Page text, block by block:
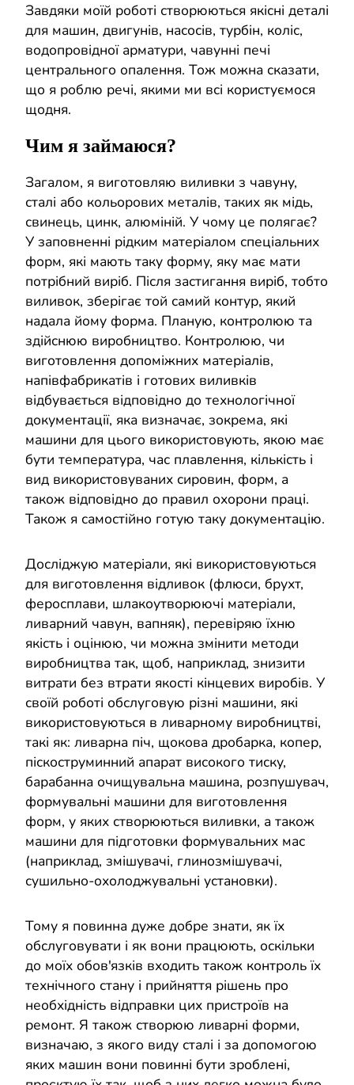
Завдяки моїй роботі створюються якісні деталі
для машин, двигунів, насосів, турбін, коліс,
водопровідної арматури, чавунні печі
центрального опалення. Тож можна сказати,
що я роблю речі, якими ми всі користуємося
щодня.
Чим я займаюся?
Загалом, я виготовляю виливки з чавуну,
сталі або кольорових металів, таких як мідь,
свинець, цинк, алюміній. У чому це полягає?
У заповненні рідким матеріалом спеціальних
форм, які мають таку форму, яку має мати
потрібний виріб. Після застигання виріб, тобто
виливок, зберігає той самий контур, який
надала йому форма. Планую, контролюю та
здійснюю виробництво. Контролюю, чи
виготовлення допоміжних матеріалів,
напівфабрикатів і готових виливків
відбувається відповідно до технологічної
документації, яка визначає, зокрема, які
машини для цього використовують, якою має
бути температура, час плавлення, кількість і
вид використовуваних сировин, форм, а
також відповідно до правил охорони праці.
Також я самостійно готую таку документацію.
Досліджую матеріали, які використовуються
для виготовлення відливок (флюси, брухт,
феросплави, шлакоутворюючі матеріали,
ливарний чавун, вапняк), перевіряю їхню
якість і оцінюю, чи можна змінити методи
виробництва так, щоб, наприклад, знизити
витрати без втрати якості кінцевих виробів. У
своїй роботі обслуговую різні машини, які
використовуються в ливарному виробництві,
такі як: ливарна піч, щокова дробарка, копер,
піскоструминний апарат високого тиску,
барабанна очищувальна машина, розпушувач,
формувальні машини для виготовлення
форм, у яких створюються виливки, а також
машини для підготовки формувальних мас
(наприклад, змішувачі, глинозмішувачі,
сушильно-охолоджувальні установки).
Тому я повинна дуже добре знати, як їх
обслуговувати і як вони працюють, оскільки
до моїх обов'язків входить також контроль їх
технічного стану і прийняття рішень про
необхідність відправки цих пристроїв на
ремонт. Я також створюю ливарні форми,
визначаю, з якого виду сталі і за допомогою
яких машин вони повинні бути зроблені,